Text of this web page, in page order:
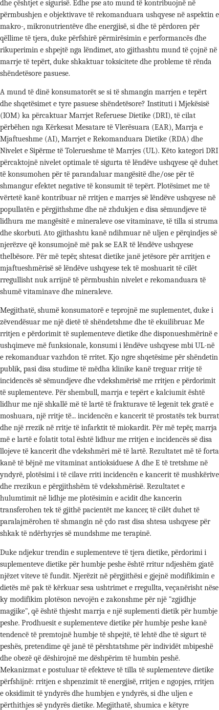
dhe çështjet e sigurisë. Edhe pse ato mund të kontribuojnë në
përmbushjen e objektivave të rekomanduara ushqyese në aspektin e
makro-, mikronutrientëve dhe energjisë, si dhe të përdoren për
qëllime të tjera, duke përfshirë përmirësimin e performancës dhe
rikuperimin e shpejtë nga lëndimet, ato gjithashtu mund të çojnë në
marrje të tepërt, duke shkaktuar toksicitete dhe probleme të rënda
shëndetësore pasuese.
A mund të dinë konsumatorët se si të shmangin marrjen e tepërt
dhe shqetësimet e tyre pasuese shëndetësore? Instituti i Mjekësisë
(IOM) ka përcaktuar Marrjet Referuese Dietike (DRI), të cilat
përbëhen nga Kërkesat Mesatare të Vlerësuara (EAR), Marrja e
Mjaftueshme (AI), Marrjet e Rekomanduara Dietike (RDA) dhe
Nivelet e Sipërme të Tolerueshme të Marrjes (UL). Këto kategori DRI
përcaktojnë nivelet optimale të sigurta të lëndëve ushqyese që duhet
të konsumohen për të parandaluar mangësitë dhe/ose për të
shmangur efektet negative të konsumit të tepërt. Plotësimet me të
vërtetë kanë kontribuar në rritjen e marrjes së lëndëve ushqyese në
popullatën e përgjithshme dhe në zhdukjen e disa sëmundjeve të
lidhura me mangësitë e mineraleve ose vitaminave, të tilla si struma
dhe skorbuti. Ato gjithashtu kanë ndihmuar në uljen e përqindjes së
njerëzve që konsumojnë më pak se EAR të lëndëve ushqyese
thelbësore. Për më tepër, shtesat dietike janë jetësore për arritjen e
mjaftueshmërisë së lëndëve ushqyese tek të moshuarit të cilët
rregullisht nuk arrijnë të përmbushin nivelet e rekomanduara të
shumë vitaminave dhe mineraleve.
Megjithatë, shumë konsumatorë e teprojnë me suplementet, duke i
zëvendësuar me një dietë të shëndetshme dhe të ekuilibruar. Me
rritjen e përdorimit të suplementeve dietike dhe disponueshmërinë e
ushqimeve më funksionale, konsumi i lëndëve ushqyese mbi UL-në
e rekomanduar vazhdon të rritet. Kjo ngre shqetësime për shëndetin
publik, pasi disa studime të mëdha klinike kanë treguar rritje të
incidencës së sëmundjeve dhe vdekshmërisë me rritjen e përdorimit
të suplementeve. Për shembull, marrja e tepërt e kalciumit është
lidhur me një shkallë më të lartë të frakturave të legenit tek gratë e
moshuara, një rritje të... incidencën e kancerit të prostatës tek burrat
dhe një rrezik në rritje të infarktit të miokardit. Për më tepër, marrja
më e lartë e folatit total është lidhur me rritjen e incidencës së disa
llojeve të kancerit dhe vdekshmëri më të lartë. Rezultatet më të forta
kanë të bëjnë me vitaminat antioksiduese A dhe E të tretshme në
yndyrë, plotësimi i të cilave rriti incidencën e kancerit të mushkërive
dhe rrezikun e përgjithshëm të vdekshmërisë. Rezultatet e
hulumtimit në lidhje me plotësimin e acidit dhe kancerin
transferohen tek të gjithë pacientët me kancer, të cilët duhet të
paralajmërohen të shmangin në çdo rast disa shtesa ushqyese për
shkak të ndërhyrjes së mundshme me terapinë.
Duke ndjekur trendin e suplementeve të tjera dietike, përdorimi i
suplementeve dietike për humbje peshe është rritur ndjeshëm gjatë
njëzet viteve të fundit. Njerëzit në përgjithësi e gjejnë modifikimin e
dietës më pak të kërkuar sesa ushtrimet e rregullta, veçanërisht nëse
ky modifikim plotëson nevojën e zakonshme për një "zgjidhje
magjike", që është thjesht marrja e një suplementi dietik për humbje
peshe. Prodhuesit e suplementeve dietike për humbje peshe kanë
tendencë të premtojnë humbje të shpejtë, të lehtë dhe të sigurt të
peshës, pretendime që janë të përshtatshme për individët mbipeshë
dhe obezë që dëshirojnë me dëshpërim të humbin peshë.
Mekanizmat e postuluar të efekteve të tilla të suplementeve dietike
përfshijnë: rritjen e shpenzimit të energjisë, rritjen e ngopjes, rritjen
e oksidimit të yndyrës dhe humbjen e yndyrës, si dhe uljen e
përthithjes së yndyrës dietike. Megjithatë, shumica e këtyre